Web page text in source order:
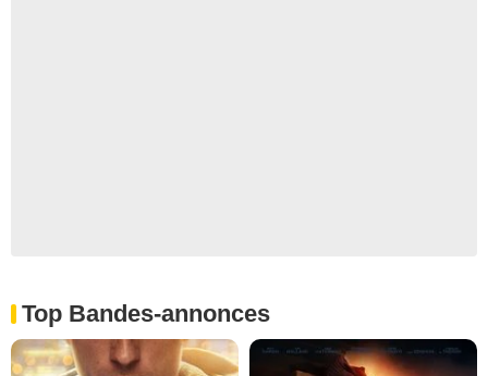
Top Bandes-annonces